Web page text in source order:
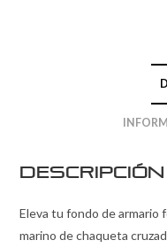
Descripción
Eleva tu fondo de armario
marino de chaqueta